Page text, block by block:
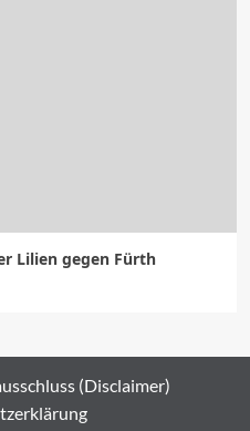
Lilien gegen Fürth
(Disclaimer)